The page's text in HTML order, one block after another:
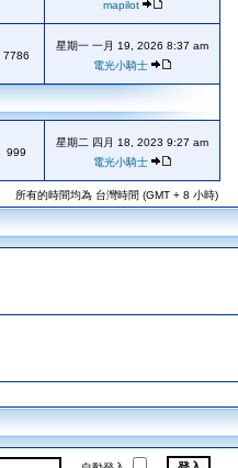
mapilot
7786
星期一 一月 19, 2026 8:37 am
電光小騎士
999
星期二 四月 18, 2023 9:27 am
電光小騎士
所有的時間均為 台灣時間 (GMT + 8 小時)